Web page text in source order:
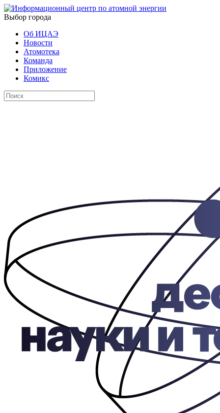
Выбор города
Об ИЦАЭ
Новости
Атомотека
Команда
Приложение
Комикс